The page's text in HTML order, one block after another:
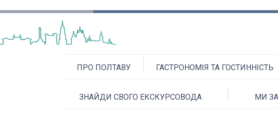
ПРО ПОЛТАВУ ГАСТРОНОМІЯ ТА ГОСТИННІСТЬ
ЗНАЙДИ СВОГО ЕКСКУРСОВОДА МИ